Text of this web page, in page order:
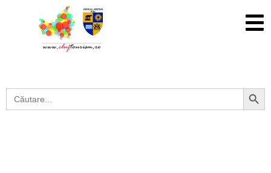
Search
for:
Search Button